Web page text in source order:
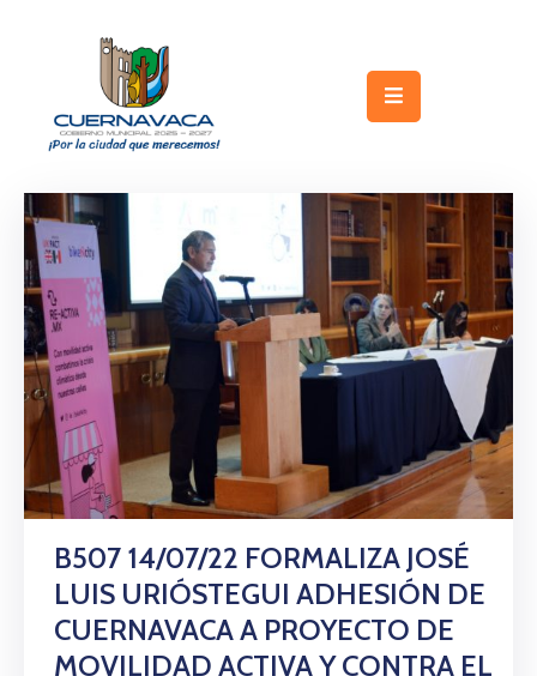
Gobierno
Turismo
Trámites
y
Servicios
Licitaciones
Transparencia
Directorio
B507 14/07/22 FORMALIZA JOSÉ
LUIS URIÓSTEGUI ADHESIÓN DE
CUERNAVACA A PROYECTO DE
MOVILIDAD ACTIVA Y CONTRA EL